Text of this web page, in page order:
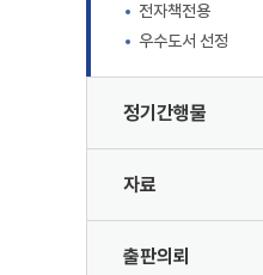
전자책전용
우수도서 선정
정기간행물
자료
출판의뢰